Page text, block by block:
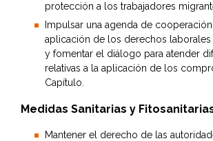
protección a los trabajadores
Impulsar una agenda de
aplicación de los derechos laborales
y fomentar el diálogo para atender
relativas a la aplicación de los
Capítulo.
Medidas Sanitarias y
Mantener el derecho de las